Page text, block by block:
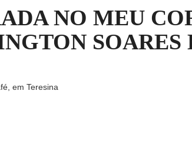
NO MEU
em Teresina